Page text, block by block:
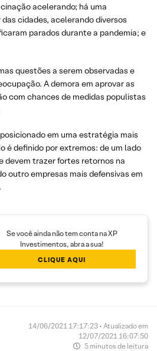
acelerando; há uma
cidades, acelerando diversos
parados durante a pandemia; e
questões a serem observadas e
A demora em aprovar as
com chances de medidas populistas
em uma estratégia mais
é definido por extremos: de um lado
devem trazer fortes retornos na
outro empresas mais defensivas em
Se você ainda não tem conta na XP
Investimentos, abra a sua!
CLIQUE AQUI
14/06/2021 17:17:23 • Atualizado em
12/07/2021 16:07:50
5 minutos de leitura